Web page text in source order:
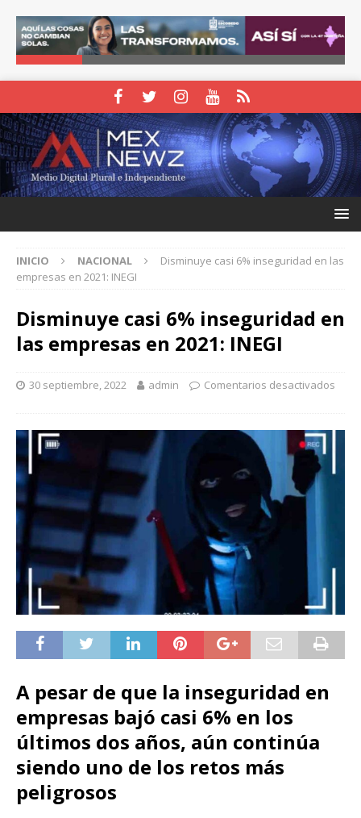
INICIO NACIONAL
Disminuye casi 6% inseguridad en las
empresas en 2021: INEGI
Disminuye casi 6% inseguridad en
las empresas en 2021: INEGI
30 septiembre, 2022 admin Comentarios desactivados
A pesar de que la inseguridad en
empresas bajó casi 6% en los
últimos dos años, aún continúa
siendo uno de los retos más
peligrosos